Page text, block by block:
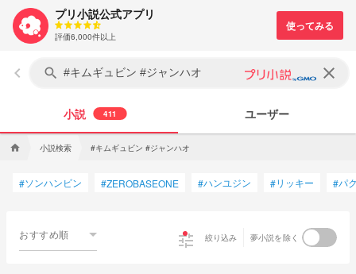
プリ小説公式アプリ
評価6,000件以上
keyboard_arrow_left search clear
小説 411 ユーザー
home 小説検索 #キムギュビン #ジャンハオ
#ソンハンビン #ZEROBASEONE #ハンユジン #リッキー #パ
おすすめ順 tune 絞り込み 夢小説を除く